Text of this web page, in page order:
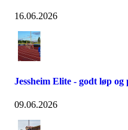
16.06.2026
Jessheim Elite - godt løp
09.06.2026